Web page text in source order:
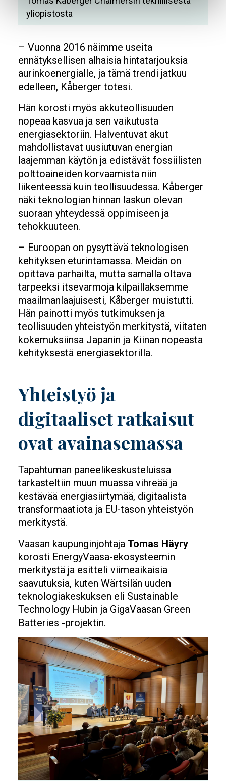
yliopistosta
– Vuonna 2016 näimme useita
ennätyksellisen alhaisia hintatarjouksia
aurinkoenergialle, ja tämä trendi jatkuu
edelleen, Kåberger totesi.
Hän korosti myös akkuteollisuuden
nopeaa kasvua ja sen vaikutusta
energiasektoriin. Halventuvat akut
mahdollistavat uusiutuvan energian
laajemman käytön ja edistävät fossiilisten
polttoaineiden korvaamista niin
liikenteessä kuin teollisuudessa. Kåberger
näki teknologian hinnan laskun olevan
suoraan yhteydessä oppimiseen ja
tehokkuuteen.
– Euroopan on pysyttävä teknologisen
kehityksen eturintamassa. Meidän on
opittava parhailta, mutta samalla oltava
tarpeeksi itsevarmoja kilpaillaksemme
maailmanlaajuisesti, Kåberger muistutti.
Hän painotti myös tutkimuksen ja
teollisuuden yhteistyön merkitystä, viitaten
kokemuksiinsa Japanin ja Kiinan nopeasta
kehityksestä energiasektorilla.
Yhteistyö ja
digitaaliset ratkaisut
ovat avainasemassa
Tapahtuman paneelikeskusteluissa
tarkasteltiin muun muassa vihreää ja
kestävää energiasiirtymää, digitaalista
transformaatiota ja EU-tason yhteistyön
merkitystä.
Vaasan kaupunginjohtaja Tomas Häyry
korosti EnergyVaasa-ekosysteemin
merkitystä ja esitteli viimeaikaisia
saavutuksia, kuten Wärtsilän uuden
teknologiakeskuksen eli Sustainable
Technology Hubin ja GigaVaasan Green
Batteries -projektin.
Image